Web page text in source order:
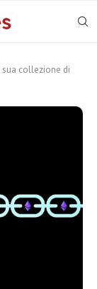
collezione di